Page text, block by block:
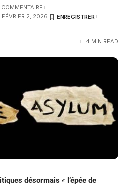
FÉVRIER 2, 2026
4 MIN READ
désormais « l’épée de